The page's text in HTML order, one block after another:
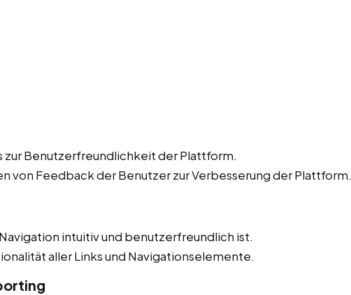
zur Benutzerfreundlichkeit der Plattform.
von Feedback der Benutzer zur Verbesserung der Plattform.
intuitiv und benutzerfreundlich ist.
aller Links und Navigationselemente.